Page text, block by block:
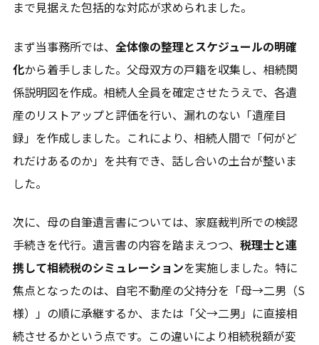
まで見据えた包括的な対応が求められました。
まず当事務所では、 全体像の整理とスケジュールの明確
化から着手しました。父母双方の戸籍を収集し、相続関
係説明図を作成。相続人全員を確定させたうえで、各遺
産のリストアップと評価を行い、漏れのない「遺産目
録」を作成しました。これにより、相続人間で「何がど
れだけあるのか」を共有でき、話し合いの土台が整いま
した。
次に、母の自筆遺言書については、家庭裁判所での検認
手続きを代行。遺言書の内容を踏まえつつ、 税理士と連
携して相続税のシミュレーションを実施しました。特に
焦点となったのは、自宅不動産の父持分を「母→二男（S
様）」の順に承継するか、または「父→二男」に直接相
続させるかという点です。この違いにより相続税額が変